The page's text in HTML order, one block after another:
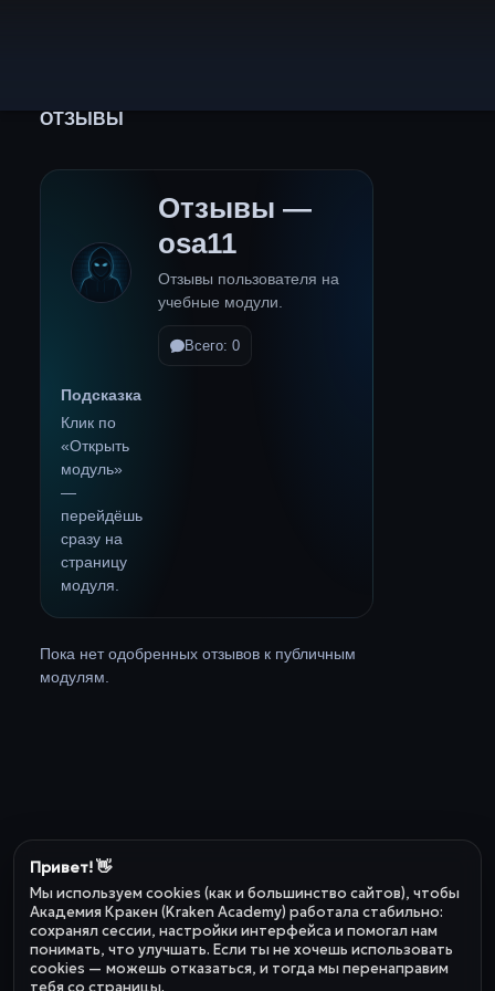
Привет! 👋
Мы используем cookies (как и большинство сайтов), чтобы
Академия Кракен (Kraken Academy) работала стабильно:
сохранял сессии, настройки интерфейса и помогал нам
понимать, что улучшать. Если ты не хочешь использовать
cookies — можешь отказаться, и тогда мы перенаправим
тебя со страницы.
ОТЗЫВЫ
Отзывы —
osa11
Отзывы пользователя на
учебные модули.
Всего: 0
Подсказка
Клик по
«Открыть
модуль»
—
перейдёшь
сразу на
страницу
модуля.
Пока нет одобренных отзывов к публичным
модулям.